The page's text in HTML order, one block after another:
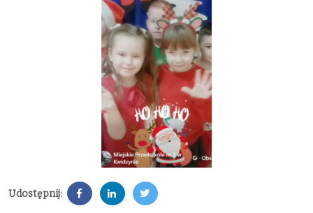
Udostępnij: